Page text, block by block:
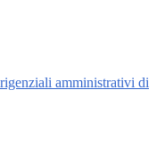
amministrativi di